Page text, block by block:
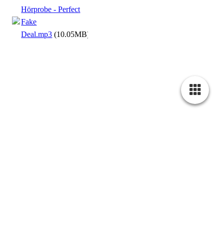
Hörprobe - Perfect
Fake
Deal.mp3 (10.05MB)